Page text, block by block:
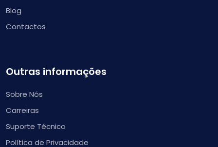
Blog
Contactos
Outras informações
Sobre Nós
Carreiras
Suporte Técnico
Política de Privacidade